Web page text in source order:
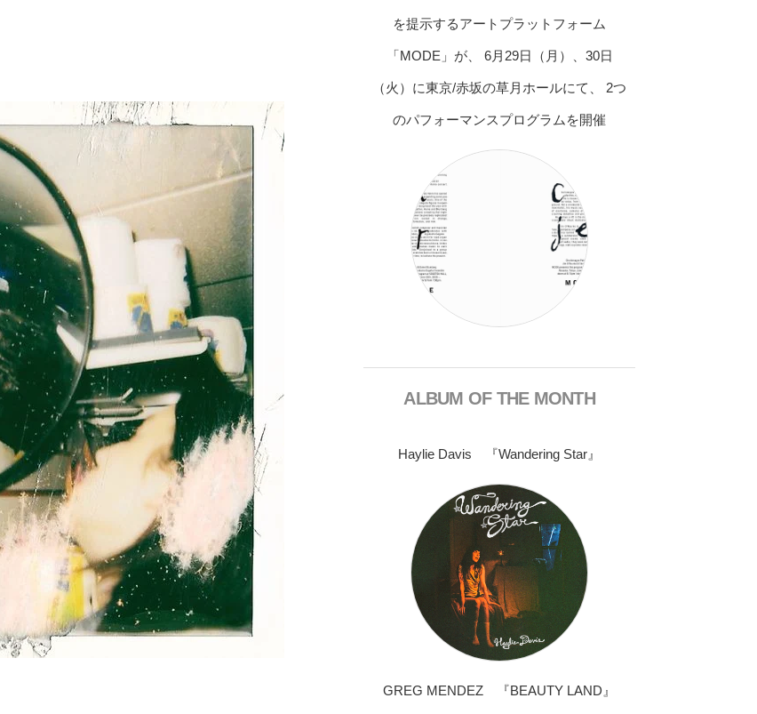
を提示するアートプラットフォーム
「MODE」が、 6月29日（月）、30日
（火）に東京/赤坂の草月ホールにて、 2つ
のパフォーマンスプログラムを開催
ALBUM OF THE MONTH
Haylie Davis 『Wandering Star』
GREG MENDEZ 『BEAUTY LAND』